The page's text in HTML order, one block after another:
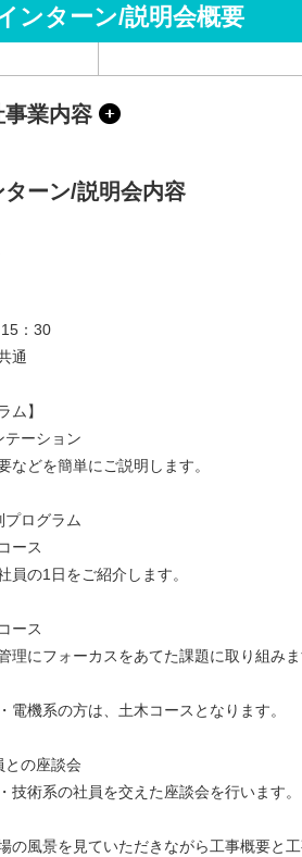
ンターン/説明会概要
事業内容
ターン/説明会内容
：30
通
ム】
テーション
などを簡単にご説明します。
プログラム
ース
の1日をご紹介します。
ース
にフォーカスをあてた課題に取り組みま
機系の方は、土木コースとなります。
との座談会
技術系の社員を交えた座談会を行います。
の風景を見ていただきながら工事概要と